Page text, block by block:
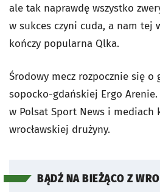
ale tak naprawdę wszystko
w sukces czyni cuda, a nam tej
kończy popularna Qlka.
Środowy mecz rozpocznie się o
sopocko-gdańskiej Ergo
w Polsat Sport News i mediach
wrocławskiej drużyny.
BĄDŹ NA BIEŻĄCO Z